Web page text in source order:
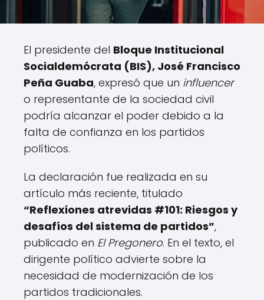
El presidente del Bloque Institucional
Socialdemócrata (BIS), José Francisco
Peña Guaba, expresó que un influencer
o representante de la sociedad civil
podría alcanzar el poder debido a la
falta de confianza en los partidos
políticos.
La declaración fue realizada en su
artículo más reciente, titulado
“Reflexiones atrevidas #101: Riesgos y
desafíos del sistema de partidos”,
publicado en El Pregonero. En el texto, el
dirigente político advierte sobre la
necesidad de modernización de los
partidos tradicionales.